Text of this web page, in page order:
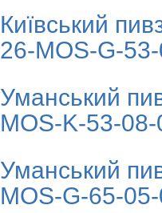
Київський
26-MOS-G-
Уманський
MOS-K-53-
Уманський
MOS-G-65-